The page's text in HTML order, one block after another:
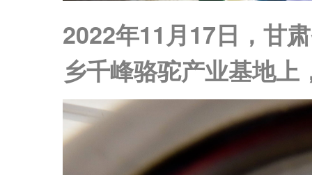
2022年11月17日，甘
乡千峰骆驼产业基地